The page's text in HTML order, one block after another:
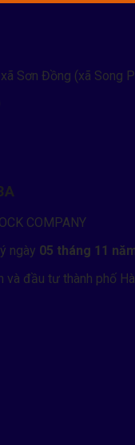
Sơn Đồng (xã Song
COMPANY
ngày 05 tháng 11
và đầu tư thành phố